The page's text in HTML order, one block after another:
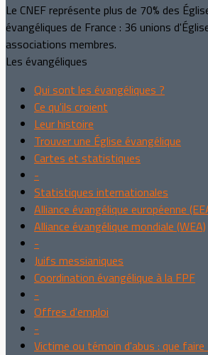
Le CNEF représente plus de 70% des
évangéliques de France : 36 unions
associations membres.
Les évangéliques
Qui sont les évangéliques ?
Ce qu'ils croient
Leur histoire
Trouver une Église évangélique
Cartes et statistiques
-
Statistiques internationales
Alliance évangélique européenne
Alliance évangélique mondiale (WEA)
-
Juifs messianiques
Coordination évangélique à la FPF
-
Offres d'emploi
-
Victime ou témoin d'abus : que faire